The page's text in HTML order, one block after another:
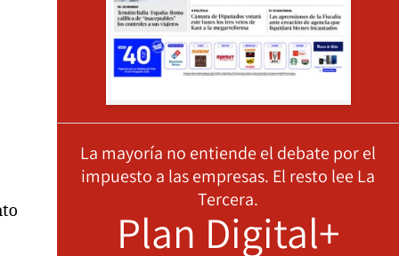
La mayoría no entiende el debate por el
impuesto a las empresas. El resto lee La
Tercera.
Plan Digital+